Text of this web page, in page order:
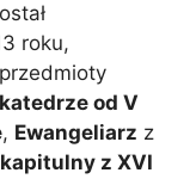
roku,
od V
, Ewangeliarz z
z XVI